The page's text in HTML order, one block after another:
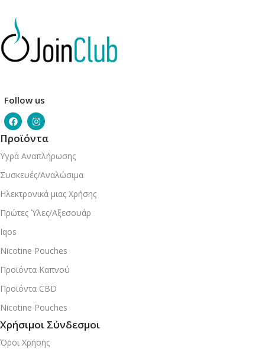
Follow us
Προϊόντα
Υγρά Αναπλήρωσης
Συσκευές/Αναλώσιμα
Ηλεκτρονικά μιας Χρήσης
Πρώτες Ύλες/Αξεσουάρ
Iqos
Nicotine Pouches
Προϊόντα Καπνού
Προϊόντα CBD
Nicotine Pouches
Χρήσιμοι Σύνδεσμοι
Όροι Χρήσης